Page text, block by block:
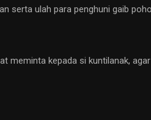
serta ulah para penghuni gaib
meminta kepada si kuntilanak,